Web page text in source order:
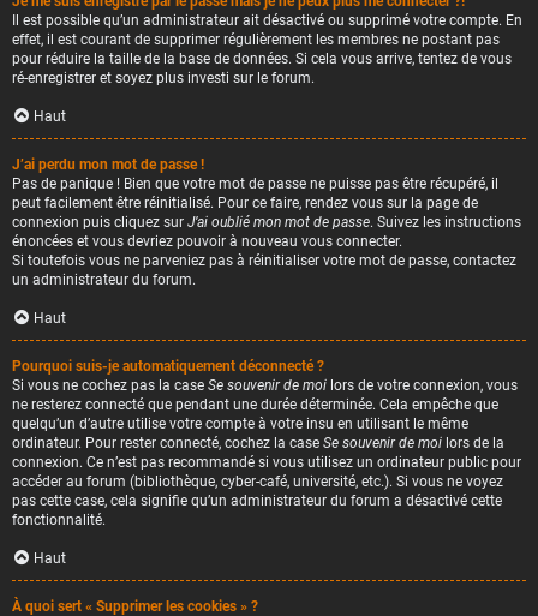
Il est possible qu’un administrateur ait désactivé ou supprimé votre compte. En
effet, il est courant de supprimer régulièrement les membres ne postant pas
pour réduire la taille de la base de données. Si cela vous arrive, tentez de vous
ré-enregistrer et soyez plus investi sur le forum.
Haut
J’ai perdu mon mot de passe !
Pas de panique ! Bien que votre mot de passe ne puisse pas être récupéré, il
peut facilement être réinitialisé. Pour ce faire, rendez vous sur la page de
connexion puis cliquez sur J’ai oublié mon mot de passe. Suivez les instructions
énoncées et vous devriez pouvoir à nouveau vous connecter.
Si toutefois vous ne parveniez pas à réinitialiser votre mot de passe, contactez
un administrateur du forum.
Haut
Pourquoi suis-je automatiquement déconnecté ?
Si vous ne cochez pas la case Se souvenir de moi lors de votre connexion, vous
ne resterez connecté que pendant une durée déterminée. Cela empêche que
quelqu’un d’autre utilise votre compte à votre insu en utilisant le même
ordinateur. Pour rester connecté, cochez la case Se souvenir de moi lors de la
connexion. Ce n’est pas recommandé si vous utilisez un ordinateur public pour
accéder au forum (bibliothèque, cyber-café, université, etc.). Si vous ne voyez
pas cette case, cela signifie qu’un administrateur du forum a désactivé cette
fonctionnalité.
Haut
À quoi sert « Supprimer les cookies » ?